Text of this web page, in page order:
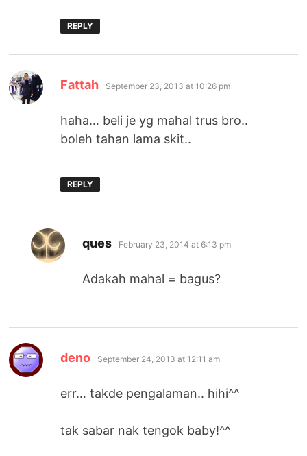
REPLY
Fattah says:
September 23, 2013 at 10:26 pm
haha… beli je yg mahal trus bro..
boleh tahan lama skit..
REPLY
ques says:
February 23, 2014 at 6:13 pm
Adakah mahal = bagus?
deno says:
September 24, 2013 at 12:11 am
err… takde pengalaman.. hihi^^
tak sabar nak tengok baby!^^